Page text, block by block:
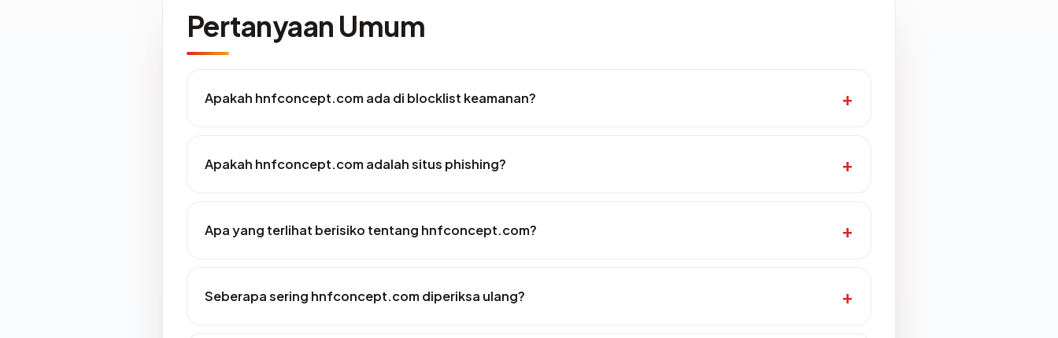
Pertanyaan Umum
Apakah hnfconcept.com ada di blocklist keamanan?
Apakah hnfconcept.com adalah situs phishing?
Apa yang terlihat berisiko tentang hnfconcept.com?
Seberapa sering hnfconcept.com diperiksa ulang?